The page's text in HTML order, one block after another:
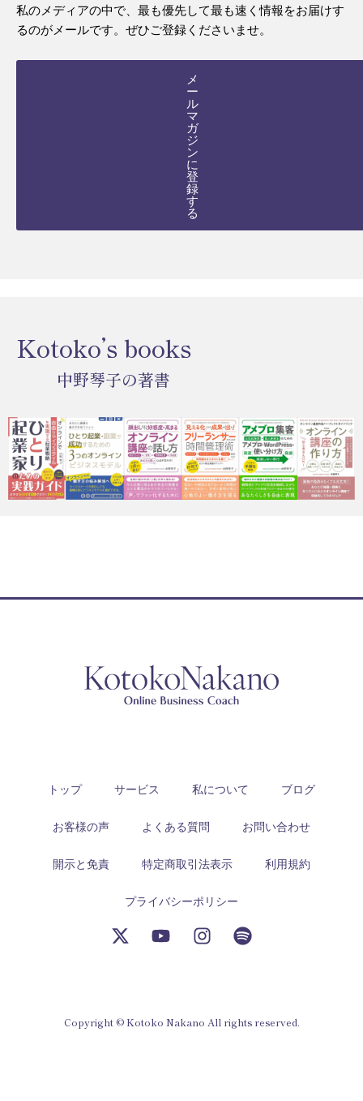
私のメディアの中で、最も優先して最も速く情報をお届けす
るのがメールです。ぜひご登録くださいませ。
メ
ー
ル
マ
ガ
ジ
ン
に
登
録
す
る
Kotoko’s books
中野琴子の著書
トップ サービス 私について ブログ
お客様の声 よくある質問 お問い合わせ
開示と免責 特定商取引法表示 利用規約
プライバシーポリシー
X
-
t
Y
o
b
I
n
g
S
p
f
Copyright © Kotoko Nakano All rights reserved.